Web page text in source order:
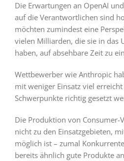
Die Erwartungen an OpenAI
auf die Verantwortlichen sind
möchten zumindest eine
vielen Milliarden, die sie in das
haben, auf absehbare Zeit zu
Wettbewerber wie Anthropic
mit weniger Einsatz viel
Schwerpunkte richtig gesetzt
Die Produktion von Consumer-
nicht zu den Einsatzgebieten,
möglich ist – zumal
bereits ähnlich gute Produkte